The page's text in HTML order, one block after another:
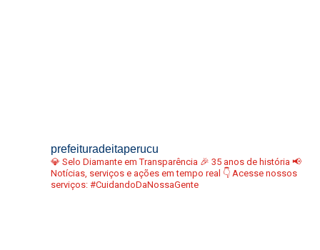
prefeituradeitaperucu
💎 Selo Diamante em Transparência 🎉 35 anos de história 📢
Notícias, serviços e ações em tempo real 👇 Acesse nossos
serviços: #CuidandoDaNossaGente